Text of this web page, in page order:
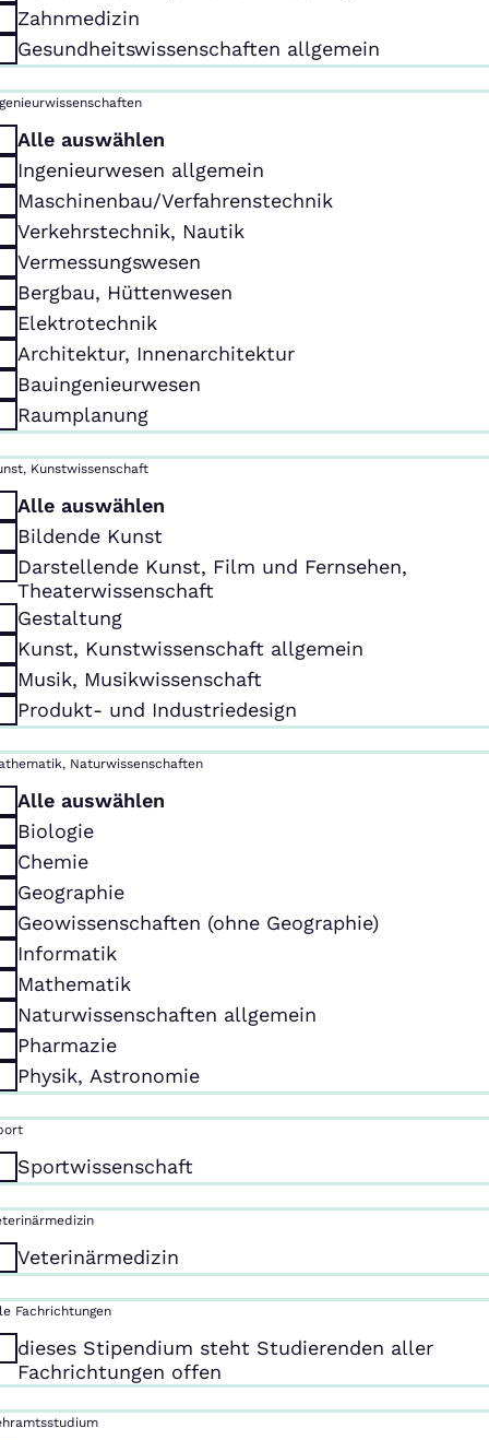
Zahnmedizin
Gesundheitswissenschaften allgemein
Alle auswählen
Ingenieurwesen allgemein
Maschinenbau/Verfahrenstechnik
Verkehrstechnik, Nautik
Vermessungswesen
Bergbau, Hüttenwesen
Elektrotechnik
Architektur, Innenarchitektur
Bauingenieurwesen
Raumplanung
Kunstwissenschaft
Alle auswählen
Bildende Kunst
Darstellende Kunst, Film und Fernsehen,
Theaterwissenschaft
Gestaltung
Kunst, Kunstwissenschaft allgemein
Musik, Musikwissenschaft
Produkt- und Industriedesign
Naturwissenschaften
Alle auswählen
Biologie
Chemie
Geographie
Geowissenschaften (ohne Geographie)
Informatik
Mathematik
Naturwissenschaften allgemein
Pharmazie
Physik, Astronomie
Sportwissenschaft
Veterinärmedizin
Fachrichtungen
dieses Stipendium steht Studierenden aller
Fachrichtungen offen